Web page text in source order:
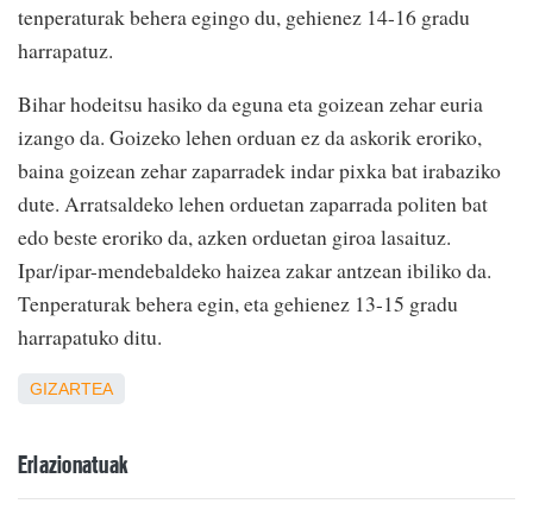
tenperaturak behera egingo du, gehienez 14-16 gradu
harrapatuz.
Bihar hodeitsu hasiko da eguna eta goizean zehar euria
izango da. Goizeko lehen orduan ez da askorik eroriko,
baina goizean zehar zaparradek indar pixka bat irabaziko
dute. Arratsaldeko lehen orduetan zaparrada politen bat
edo beste eroriko da, azken orduetan giroa lasaituz.
Ipar/ipar-mendebaldeko haizea zakar antzean ibiliko da.
Tenperaturak behera egin, eta gehienez 13-15 gradu
harrapatuko ditu.
GIZARTEA
Erlazionatuak